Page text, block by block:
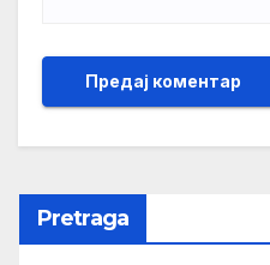
Pretraga